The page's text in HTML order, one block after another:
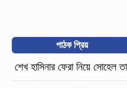
পাঠক প্রিয়
শেখ হাসিনার ফেরা নিয়ে সোহেল